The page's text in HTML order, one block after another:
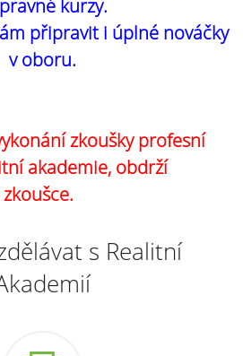
kurzy.
připravit i úplné nováčky
v oboru.
zkoušky profesní
akademie, obdrží
s Realitní